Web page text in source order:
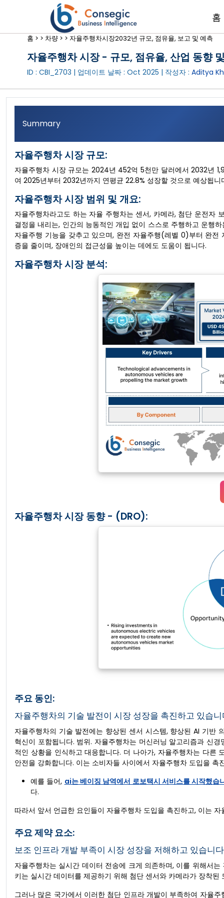
홈
홈 > > 차량 > > 자율주행차시장2032년 규모, 점유율, 보고 및 예측
자율주행차 시장 - 규모, 점유율, 산업 동향
ID : CBI_2703 | 업데이트 날짜 : Oct 2025 | 작성자 : Aditya
Summary
자율주행차 시장 규모:
자율주행차 시장 규모는 2024년 452억 5천만 달러에서 2032년
여 2025년부터 2032년까지 연평균 22.8% 성장할 것으로 예상됩니
자율주행차 시장 범위 및 개요:
자율주행차라고도 하는 자율 주행차는 센서, 카메라, 첨단 운전자
결정을 내리는, 인간의 능동적인 개입 없이 스스로 주행하고 운행
자율주행 기능을 갖추고 있으며, 완전 자율주행(레벨 0)부터 완
증을 줄이며, 장애인의 접근성을 높이는 데에도 도움이 됩니다.
자율주행차 시장 분석:
자율주행차 시장 동향 - (DRO):
주요 동인:
자율주행차의 기술 발전이 시장 성장을 촉진하고 있습니
자율주행차의 기술 발전에는 향상된 센서 시스템, 향상된 AI 기반
혁신이 포함됩니다. 범위. 자율주행차는 머신러닝 알고리즘과 신
적인 상황을 인식하고 대응합니다. 더 나아가, 자율주행차는 다
안전을 강화합니다. 이는 소비자들 사이에서 자율주행차 도입을 촉
예를 들어, ai는 베이징 남역에서 로보택시 서비스를 시작했습
다.
따라서 앞서 언급한 요인들이 자율주행차 도입을 촉진하고, 이는
주요 제약 요소:
보조 인프라 개발 부족이 시장 성장을 저해하고 있습니
자율주행차는 실시간 데이터 전송에 크게 의존하며, 이를 위해서
키는 실시간 데이터를 제공하기 위해 첨단 센서와 카메라가 장착된
그러나 많은 국가에서 이러한 첨단 인프라 개발이 부족하여 자율